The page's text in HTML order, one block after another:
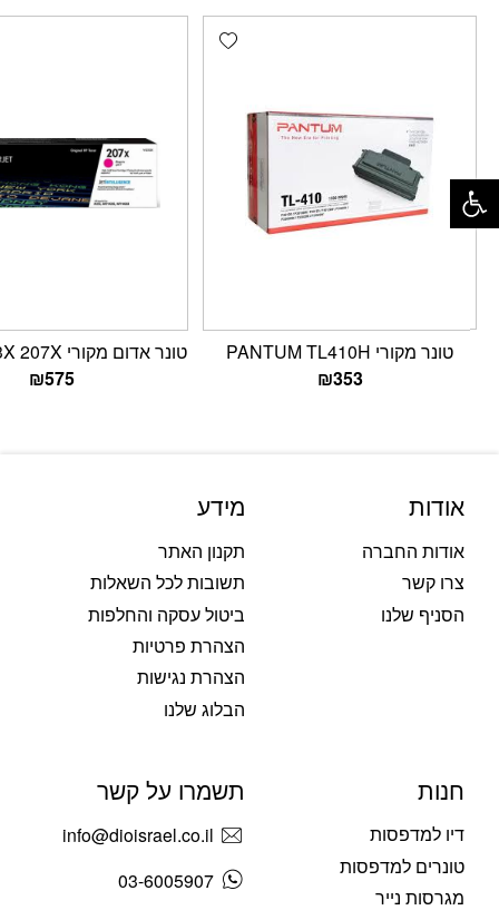
Add wishlist
טונר מקורי PANTUM TL410H
₪353
טונר אדום מקורי HP W2213X 207X
₪575
אודות
אודות החברה
צרו קשר
הסניף שלנו
מידע
תקנון האתר
תשובות לכל השאלות
ביטול עסקה והחלפות
הצהרת פרטיות
הצהרת נגישות
הבלוג שלנו
חנות
דיו למדפסות
טונרים למדפסות
מגרסות נייר
תשמרו על קשר
info@dioisrael.co.il
03-6005907
פתח סרגל נגישות